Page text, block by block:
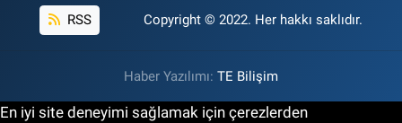
RSS Copyright © 2022. Her hakkı saklıdır.
Haber Yazılımı: TE Bilişim
En iyi site deneyimi sağlamak için çerezlerden